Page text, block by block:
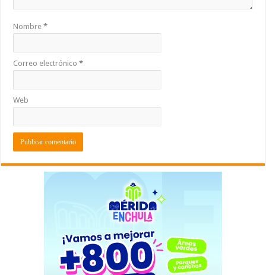
Nombre*
Correo electrónico*
Web